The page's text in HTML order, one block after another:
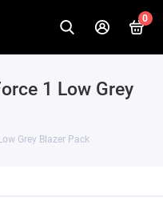
0
1 Low Grey
Grey Blazer Pack